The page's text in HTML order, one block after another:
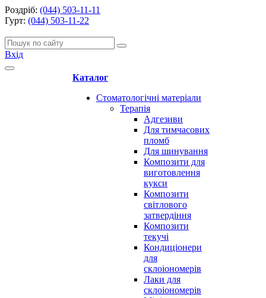
Роздріб: (044) 503-11-11
Гурт: (044) 503-11-22
Вхід
Каталог
Стоматологічні матеріали
Терапія
Адгезиви
Для тимчасових
пломб
Для шинування
Композити для
виготовлення
кукси
Композити
світлового
затвердіння
Композити
текучі
Кондиціонери
для
склоіономерів
Лаки для
склоіономерів